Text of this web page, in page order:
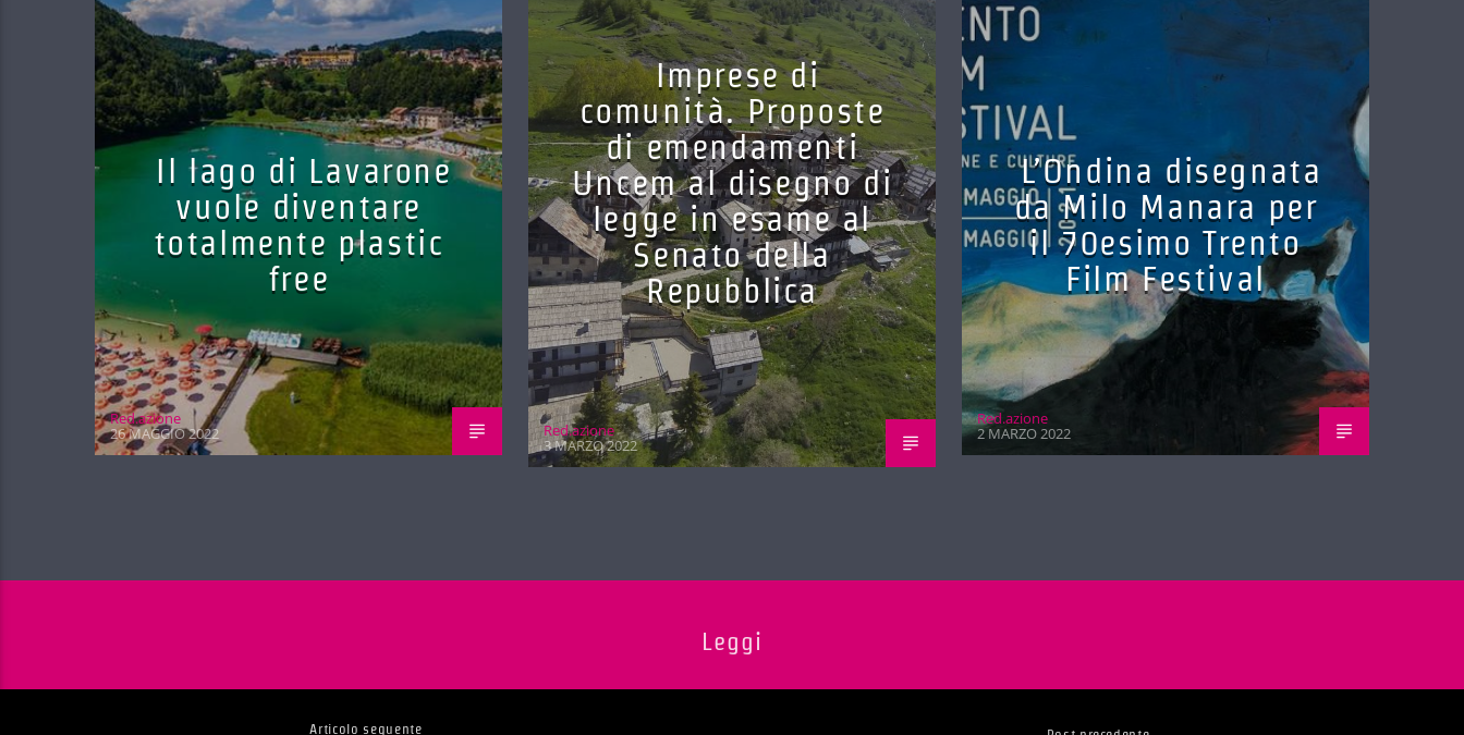
Il lago di Lavarone
vuole diventare
totalmente plastic
free
Red.azione
26 MAGGIO 2022
Imprese di
comunità. Proposte
di emendamenti
Uncem al disegno di
legge in esame al
Senato della
Repubblica
Red.azione
3 MARZO 2022
L’Ondina disegnata
da Milo Manara per
il 70esimo Trento
Film Festival
Red.azione
2 MARZO 2022
Leggi
Articolo seguente